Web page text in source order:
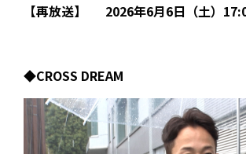
【再放送】 2026年6月6日（土）
◆CROSS DREAM